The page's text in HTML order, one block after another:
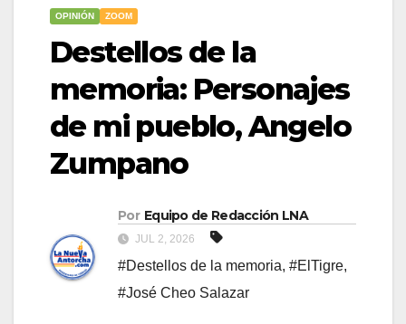
OPINIÓN ZOOM
​Destellos de la
memoria: Personajes
de mi pueblo, Angelo
Zumpano
Por Equipo de Redacción LNA
JUL 2, 2026
#Destellos de la memoria, #ElTigre,
#José Cheo Salazar